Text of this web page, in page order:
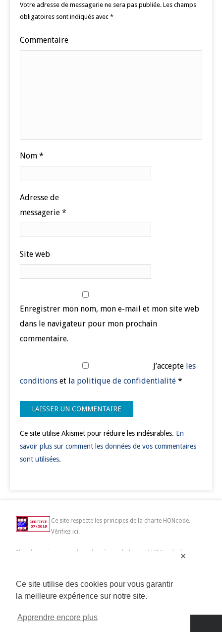
Ce site utilise des cookies pour vous garantir
la meilleure expérience sur notre site.
Apprendre encore plus
✕
Votre adresse de messagerie ne sera pas publiée. Les champs
obligatoires sont indiqués avec *
Commentaire
Nom *
Adresse de
messagerie *
Site web
Enregistrer mon nom, mon e-mail et mon site web
dans le navigateur pour mon prochain
commentaire.
J’accepte les
conditions et la politique de confidentialité *
Ce site utilise Akismet pour réduire les indésirables. En
savoir plus sur comment les données de vos commentaires
sont utilisées.
Ce site respecte les principes de la charte HONcode.
Vérifiez ici.
Chercher uniquement dans des sites web de santé HONcode de